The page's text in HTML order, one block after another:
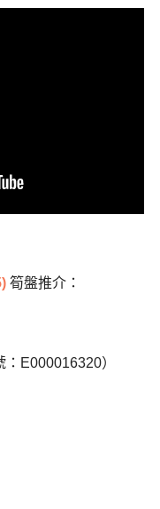
筍盤推介：
E000016320）